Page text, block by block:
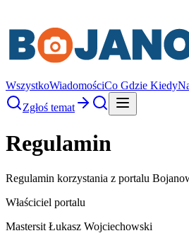
WszystkoWiadomościCo Gdzie Kiedy
Zgłoś temat
Regulamin
Regulamin korzystania z portalu
Właściciel portalu
Mastersit Łukasz Wojciechowski